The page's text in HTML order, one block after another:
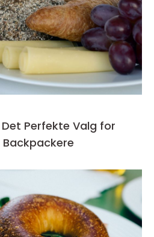
Perfekte Valg for